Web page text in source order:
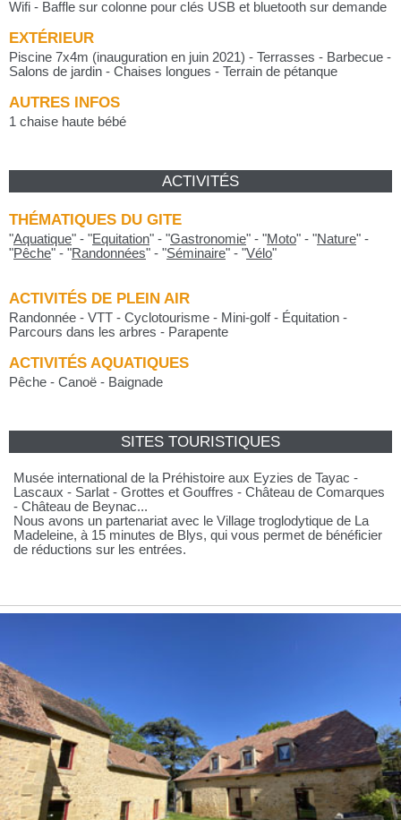
Wifi - Baffle sur colonne pour clés USB et bluetooth sur demande
EXTÉRIEUR
Piscine 7x4m (inauguration en juin 2021) - Terrasses - Barbecue -
Salons de jardin - Chaises longues - Terrain de pétanque
AUTRES INFOS
1 chaise haute bébé
ACTIVITÉS
THÉMATIQUES DU GITE
"Aquatique" - "Equitation" - "Gastronomie" - "Moto" - "Nature" -
"Pêche" - "Randonnées" - "Séminaire" - "Vélo"
ACTIVITÉS DE PLEIN AIR
Randonnée - VTT - Cyclotourisme - Mini-golf - Équitation -
Parcours dans les arbres - Parapente
ACTIVITÉS AQUATIQUES
Pêche - Canoë - Baignade
SITES TOURISTIQUES
Musée international de la Préhistoire aux Eyzies de Tayac -
Lascaux - Sarlat - Grottes et Gouffres - Château de Comarques
- Château de Beynac...
Nous avons un partenariat avec le Village troglodytique de La
Madeleine, à 15 minutes de Blys, qui vous permet de bénéficier
de réductions sur les entrées.